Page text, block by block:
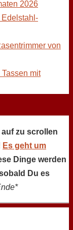
2026
Edelstahl-
von
Tassen mit
auf zu scrollen
Es geht um
Dinge werden
Du es